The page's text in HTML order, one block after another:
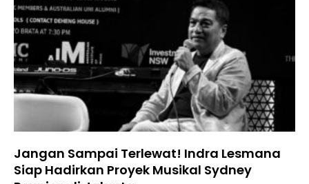
Jangan Sampai Terlewat! Indra Lesmana
Siap Hadirkan Proyek Musikal Sydney